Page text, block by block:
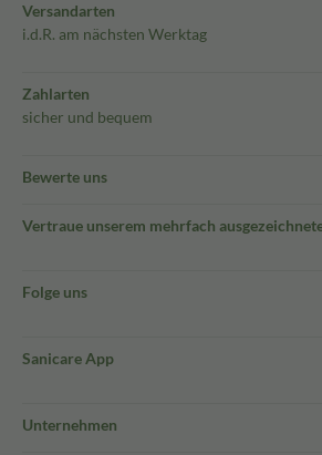
Versandarten
i.d.R. am nächsten Werktag
Zahlarten
sicher und bequem
Bewerte uns
Vertraue unserem mehrfach
Folge uns
Sanicare App
Unternehmen